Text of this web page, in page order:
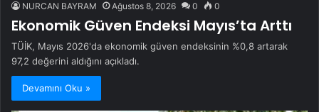
NURCAN BAYRAM Ağustos 8, 2026 0 0
Ekonomik Güven Endeksi Mayıs’ta Arttı
TÜİK, Mayıs 2026'da ekonomik güven endeksinin %0,8 artarak
97,2 değerini aldığını açıkladı.
Devamını Oku »